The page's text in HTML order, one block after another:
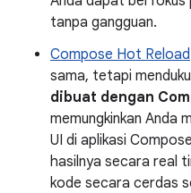
tanpa gangguan.
Compose Hot Reload
sama, tetapi
dibuat dengan
memungkinkan Anda
UI di aplikasi
hasilnya secara real
kode secara cerdas